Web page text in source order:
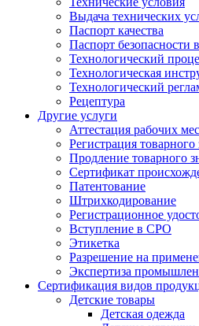
Выдача технических
Паспорт качества
Паспорт безопасности
Технологический
Технологическая
Технологический
Рецептура
Другие услуги
Аттестация рабочих
Регистрация товарного
Продление товарного
Сертификат
Патентование
Штрихкодирование
Регистрационное
Вступление в СРО
Этикетка
Разрешение на
Экспертиза
Сертификация видов
Детские товары
Детская одежда